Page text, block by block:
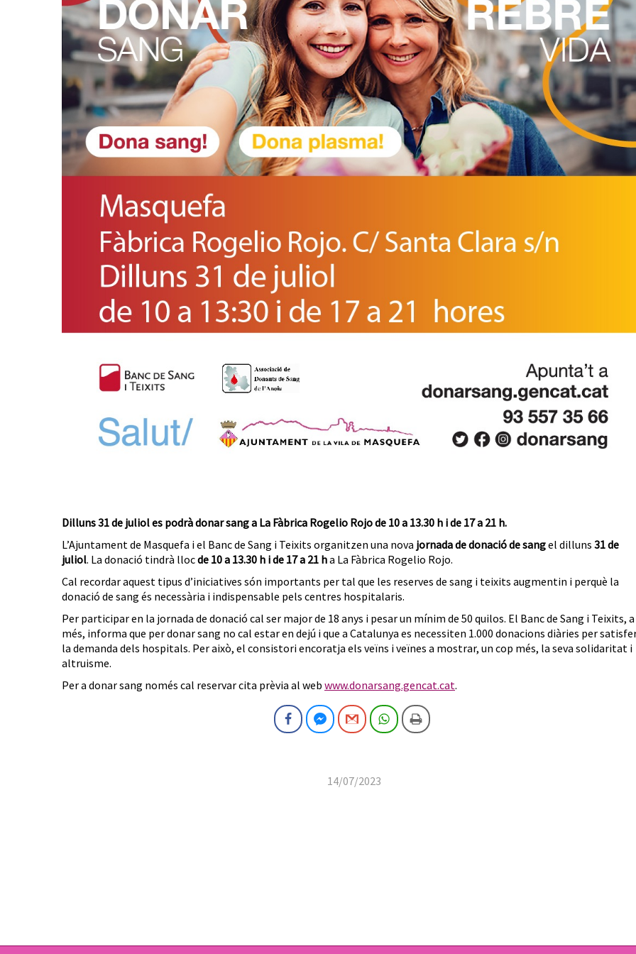
Dilluns 31 de juliol es podrà donar sang a La Fàbrica Rogelio Rojo de 10 a 13.30 h i de 17 a 21 h.
L’Ajuntament de Masquefa i el Banc de Sang i Teixits organitzen una nova jornada de donació de sangel dilluns 31 de
juliol. La donació tindrà llocde 10 a 13.30 h i de 17 a 21 ha La Fàbrica Rogelio Rojo.
Cal recordar aquest tipus d’iniciatives són importants per tal que les reserves de sang i teixits augmentin i perquè la
donació de sang és necessària i indispensable pels centres hospitalaris.
Per participar en la jornada de donació cal ser major de 18 anys i pesar un mínim de 50 quilos. El Banc de Sang i Teixits, a
més, informa que per donar sang no cal estar en dejú i que a Catalunya es necessiten 1.000 donacions diàries per
la demanda dels hospitals. Per això, el consistori encoratja els veïns i veïnes a mostrar, un cop més, la seva solidaritat i
altruisme.
Per a donar sang només cal reservar cita prèvia al web www.donarsang.gencat.cat.
FacebookFacebook Messenger
Gmail WhatsAppImprimeix
14/07/2023